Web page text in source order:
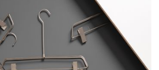
スーパーコピーのみ取扱い。最高品質の再現度を
新中！期間中のご注文でお得な割引をご利用いただ
ィトンスーパーコピー バッグ最新モデルが登場。